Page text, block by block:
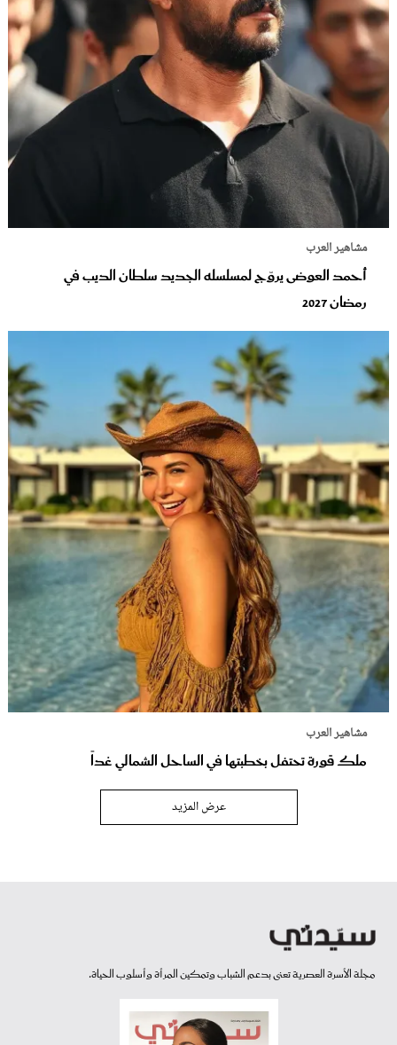
مشاهير العرب
أحمد العوضى يروّج لمسلسله الجديد سلطان الديب في
رمضان 2027
مشاهير العرب
ملك قورة تحتفل بخطبتها في الساحل الشمالي غداً
عرض المزيد
مجلة الأسرة العصرية تعنى بدعم الشباب وتمكين المرأة وأسلوب الحياة.